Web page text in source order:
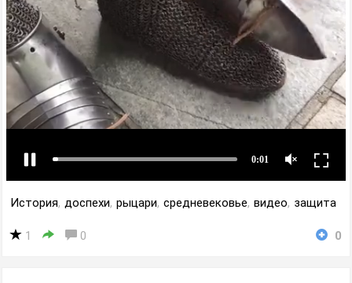
История, доспехи, рыцари, средневековье, видео, защита
1 0 0